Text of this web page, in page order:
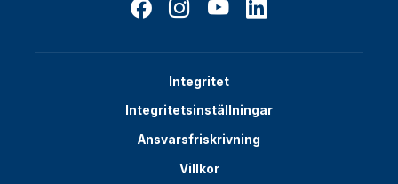
Integritet
Integritetsinställningar
Ansvarsfriskrivning
Villkor